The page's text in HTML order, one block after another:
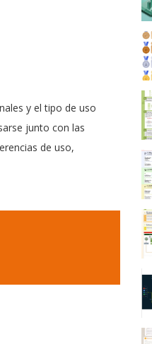
y el tipo de uso
junto con las
de uso,